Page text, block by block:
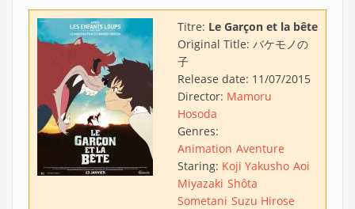
Titre: Le Garçon et la bête
Original Title: バケモノの
子
Release date: 11/07/2015
Director: Mamoru
Hosoda
Genres:
Animation Aventure
Staring: Koji Yakusho Aoi
Miyazaki Shôta
Sometani Suzu Hirose